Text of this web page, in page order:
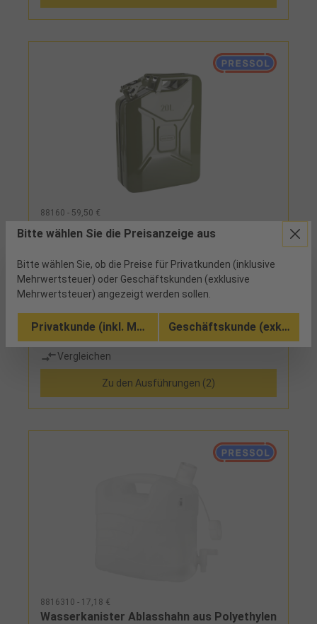
88160 - 59,50 €
Kraftstoffkanister 20l aus Stahlblech mit
7 verfügbar
Sicherung, mit TÜV- und UN-Zulassung
Vergleichen
Zu den Ausführungen (2)
8816310 - 17,18 €
Wasserkanister Ablasshahn aus Polyethylen
Bitte wählen Sie die Preisanzeige aus
Bitte wählen Sie, ob die Preise für Privatkunden (inklusive
Mehrwertsteuer) oder Geschäftskunden (exklusive
Mehrwertsteuer) angezeigt werden sollen.
Privatkunde (inkl. MwSt.) Geschäftskunde (exkl.